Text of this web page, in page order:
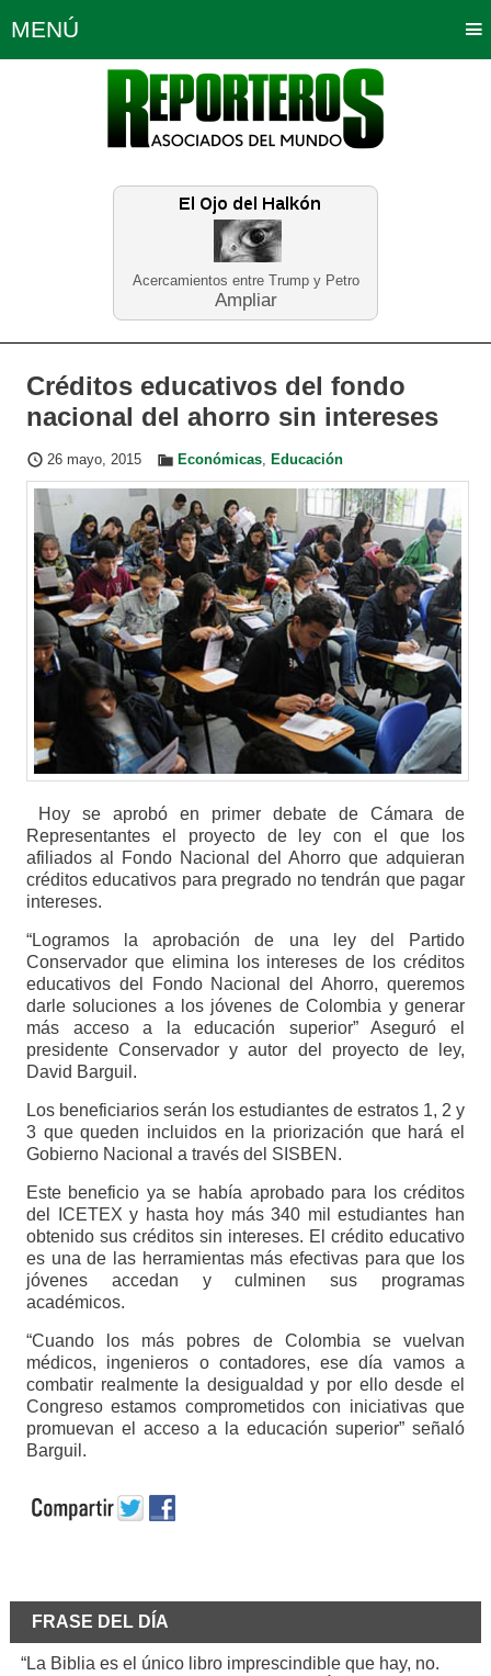
Acercamientos entre Trump y Petro
Ampliar
MENÚ
Política Opinión Bogotá
Planeta Tierra Deportes
Educación Neira
Créditos educativos del fondo
nacional del ahorro sin intereses
26 mayo, 2015 Económicas, Educación
Hoy se aprobó en primer debate de Cámara de
Representantes el proyecto de ley con el que los
afiliados al Fondo Nacional del Ahorro que adquieran
créditos educativos para pregrado no tendrán que pagar
intereses.
“Logramos la aprobación de una ley del Partido
Conservador que elimina los intereses de los créditos
educativos del Fondo Nacional del Ahorro, queremos
darle soluciones a los jóvenes de Colombia y generar
más acceso a la educación superior” Aseguró el
presidente Conservador y autor del proyecto de ley,
David Barguil.
Los beneficiarios serán los estudiantes de estratos 1, 2 y
3 que queden incluidos en la priorización que hará el
Gobierno Nacional a través del SISBEN.
Este beneficio ya se había aprobado para los créditos
del ICETEX y hasta hoy más 340 mil estudiantes han
obtenido sus créditos sin intereses. El crédito educativo
es una de las herramientas más efectivas para que los
jóvenes accedan y culminen sus programas
académicos.
“Cuando los más pobres de Colombia se vuelvan
médicos, ingenieros o contadores, ese día vamos a
combatir realmente la desigualdad y por ello desde el
Congreso estamos comprometidos con iniciativas que
promuevan el acceso a la educación superior” señaló
Barguil.
FRASE DEL DÍA
“La Biblia es el único libro imprescindible que hay, no.